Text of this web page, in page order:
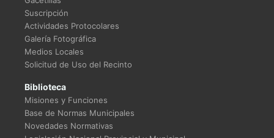
Suscripción
Actividades Protocolares
Galería Fotográfica
Medios Locales
Solicitud de Uso del Recinto
Biblioteca
Misiones y Funciones
Base de Normas Municipales
Novedades Normativas